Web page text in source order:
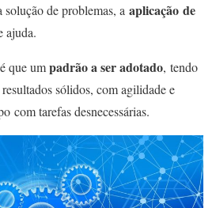
de problemas, a aplicação de
ajuda.
que umpadrão a ser adotado, tendo
sólidos, com agilidade e
com tarefas desnecessárias.